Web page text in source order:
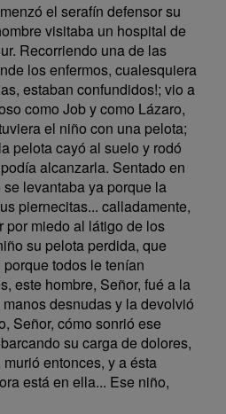
el serafín defensor su
visitaba un hospital de
Recorriendo una de las
los enfermos, cualesquiera
estaban confundidos!; vio a
como Job y como Lázaro,
el niño con una pelota;
pelota cayó al suelo y rodó
alcanzarla. Sentado en
levantaba ya porque la
piernecitas... calladamente,
por miedo al látigo de los
su pelota perdida, que
todos le tenían
este hombre, Señor, fué a la
desnudas y la devolvió
Señor, cómo sonrió ese
su carga de dolores,
entonces, y a ésta
está en ella... Ese niño,